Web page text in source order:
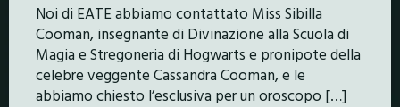
Noi di EATE abbiamo contattato Miss Sibilla
Cooman, insegnante di Divinazione alla Scuola di
Magia e Stregoneria di Hogwarts e pronipote della
celebre veggente Cassandra Cooman, e le
abbiamo chiesto l’esclusiva per un oroscopo […]